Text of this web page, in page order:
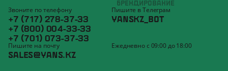
БРЕНДИРОВАНИЕ
Звоните по телефону
+7 (717) 278-37-33
+7 (800) 004-33-33
+7 (701) 073-37-33
Пишите в Телеграм
YANSKZ_BOT
Пишите на почту
SALES@YANS.KZ
Ежедневно с 09:00 до 18:00